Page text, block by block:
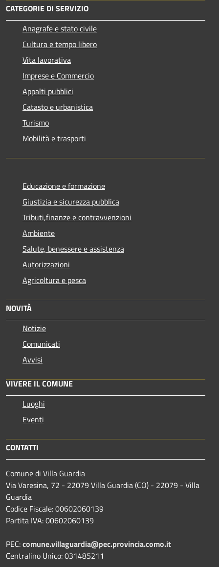
CATEGORIE DI SERVIZIO
Anagrafe e stato civile
Cultura e tempo libero
Vita lavorativa
Imprese e Commercio
Appalti pubblici
Catasto e urbanistica
Turismo
Mobilità e trasporti
Educazione e formazione
Giustizia e sicurezza pubblica
Tributi,finanze e contravvenzioni
Ambiente
Salute, benessere e assistenza
Autorizzazioni
Agricoltura e pesca
NOVITÀ
Notizie
Comunicati
Avvisi
VIVERE IL COMUNE
Luoghi
Eventi
CONTATTI
Comune di Villa Guardia
Via Varesina, 72 - 22079 Villa Guardia (CO) - 22079 - Villa
Guardia
Codice Fiscale: 00602060139
Partita IVA: 00602060139
PEC:comune.villaguardia@pec.provincia.como.it
Centralino Unico: 031485211